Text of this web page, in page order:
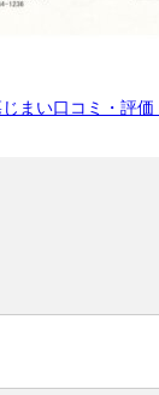
まい口コミ・評